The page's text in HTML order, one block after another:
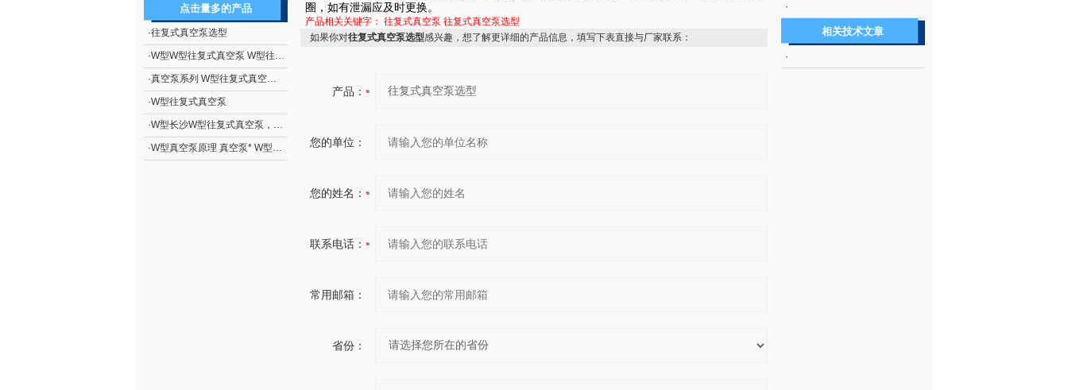
点击量多的产品
·往复式真空泵选型
·W型W型往复式真空泵 W型往复式真空泵厂家
·真空泵系列 W型往复式真空泵厂家
·W型往复式真空泵
·W型长沙W型往复式真空泵，两级水环式真空泵
·W型真空泵原理 真空泵* W型往复式真空泵
圈，如有泄漏应及时更换。
产品相关关键字： 往复式真空泵 往复式真空泵选型
如果你对往复式真空泵选型感兴趣，想了解更详细的产品信息，填写下表直接与厂家联系：
产品：
您的单位：
您的姓名：
联系电话：
常用邮箱：
省份：
·
相关技术文章
·